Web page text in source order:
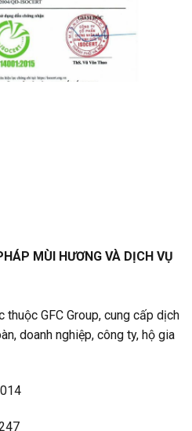
MÙI HƯƠNG VÀ DỊCH VỤ
thuộc GFC Group, cung cấp dịch
doanh nghiệp, công ty, hộ gia